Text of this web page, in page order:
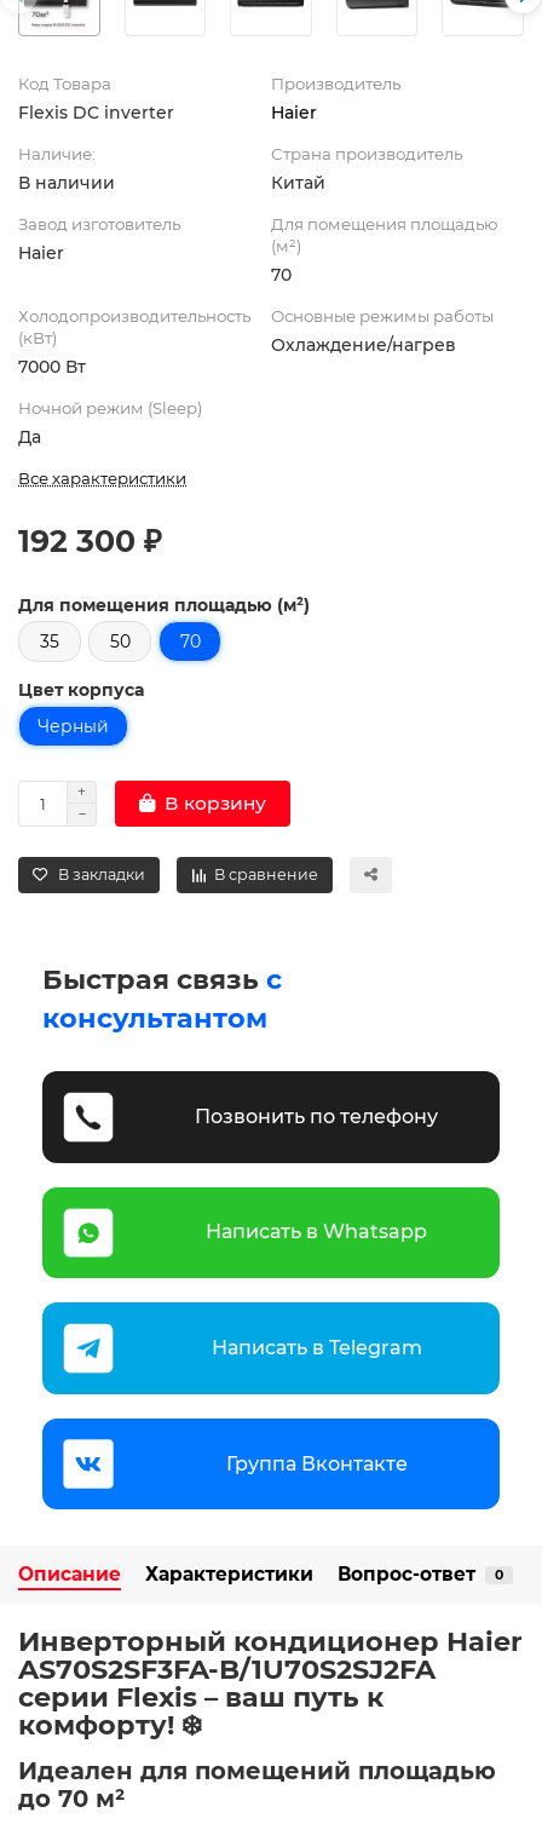
Код Товара
Flexis DC inverter
Производитель
Haier
Наличие:
В наличии
Страна производитель
Китай
Завод изготовитель
Haier
Для помещения площадью
(м²)
70
Холодопроизводительность
(кВт)
7000 Вт
Основные режимы работы
Охлаждение/нагрев
Ночной режим (Sleep)
Да
Все характеристики
192 300 ₽
Для помещения площадью (м²)
35
50 70
Цвет корпуса
Черный
В корзину
В закладки В сравнение
Быстрая связь с
консультантом
Позвонить по телефону
Написать в Whatsapp
Написать в Telegram
Группа Вконтакте
Описание Характеристики Вопрос-ответ 0
Инверторный кондиционер Haier
AS70S2SF3FA-B/1U70S2SJ2FA
серии Flexis – ваш путь к
комфорту! ❄️
Идеален для помещений площадью
до 70 м²